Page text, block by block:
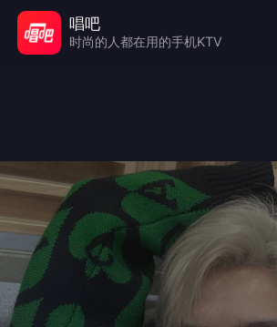
唱吧
时尚的人都在用的手机KTV